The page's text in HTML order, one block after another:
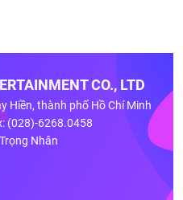
CO., LTD
Hiền, thành phố Hồ Chí Minh
(028)-6268.0458
Nhân